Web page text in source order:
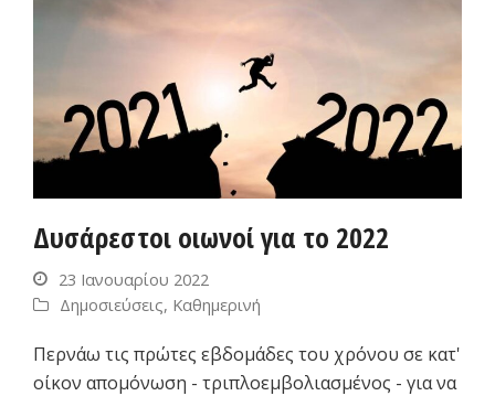
Δυσάρεστοι οιωνοί για το 2022
23 Ιανουαρίου 2022
Δημοσιεύσεις, Καθημερινή
Περνάω τις πρώτες εβδομάδες του χρόνου σε κατ'
οίκον απομόνωση - τριπλοεμβολιασμένος - για να